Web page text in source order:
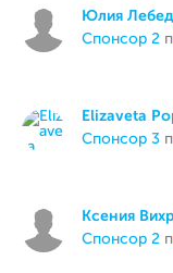
Юлия
спонсор 2
Elizaveta
спонсор 3
Ксения
спонсор 2